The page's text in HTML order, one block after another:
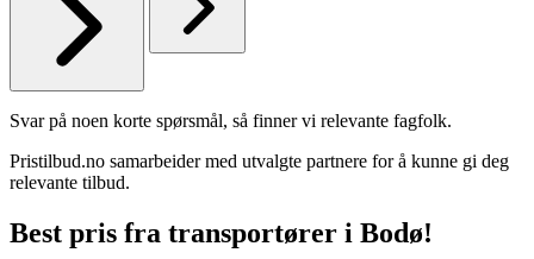
Svar på noen korte spørsmål, så finner vi relevante fagfolk.
Pristilbud.no samarbeider med utvalgte partnere for å kunne gi deg
relevante tilbud.
Best pris fra transportører i Bodø!